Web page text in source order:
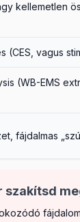
kellemetlen
(CES, vagus
(WB-EMS
fájdalmas
szakítsd
fájdalom